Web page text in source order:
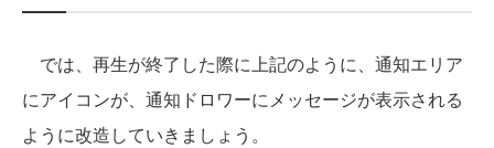
では、再生が終了した際に上記のように、通知エリア
にアイコンが、通知ドロワーにメッセージが表示される
ように改造していきましょう。